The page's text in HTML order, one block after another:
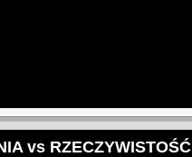
vs RZECZYWISTOŚĆ